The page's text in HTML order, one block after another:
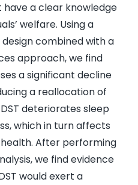
a clear knowledge
welfare. Using a
combined with a
approach, we find
a significant decline
a reallocation of
deteriorates sleep
which in turn affects
After performing
we find evidence
would exert a